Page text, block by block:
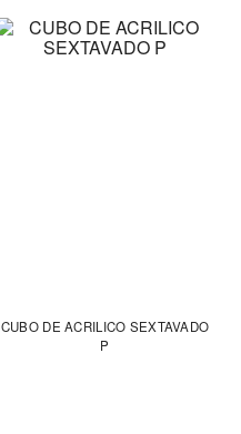
CUBO DE ACRILICO SEXTAVADO
P